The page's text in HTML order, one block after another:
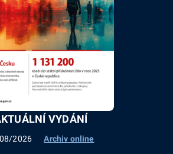
VYDÁNÍ
2026 Archiv online